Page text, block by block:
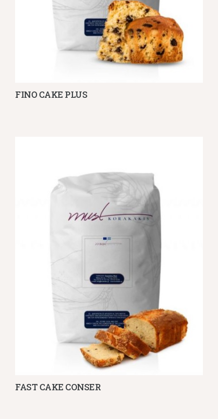
Λεπτομέρειες
FINO CAKE PLUS
Λεπτομέρειες
FAST CAKE CONSER